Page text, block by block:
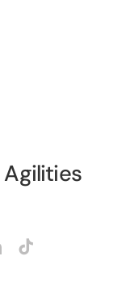
Agilities